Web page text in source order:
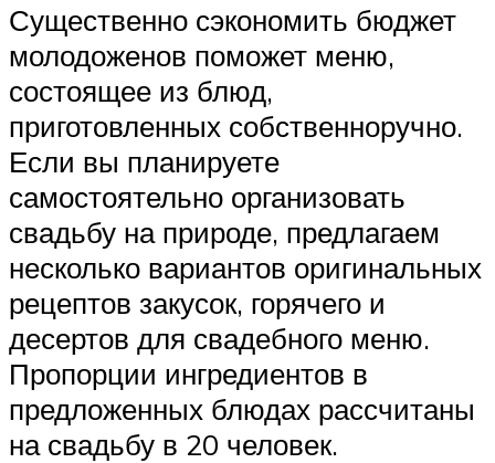
Существенно сэкономить бюджет
молодоженов поможет меню,
состоящее из блюд,
приготовленных собственноручно.
Если вы планируете
самостоятельно организовать
свадьбу на природе, предлагаем
несколько вариантов оригинальных
рецептов закусок, горячего и
десертов для свадебного меню.
Пропорции ингредиентов в
предложенных блюдах рассчитаны
на свадьбу в 20 человек.